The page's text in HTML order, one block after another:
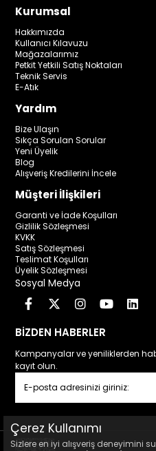
Kurumsal
Hakkımızda
Kullanıcı Kılavuzu
Mağazalarımız
Petkit Yetkili Satış Noktaları
Teknik Servis
E-Atık
Yardım
Bize Ulaşın
Sıkça Sorulan Sorular
Yeni Üyelik
Blog
Alışveriş Kredilerini İncele
Müşteri İlişkileri
Garanti ve İade Koşulları
Gizlilik Sözleşmesi
KVKK
Satış Sözleşmesi
Teslimat Koşulları
Üyelik Sözleşmesi
Sosyal Medya
BİZDEN HABERLER
Kampanyalar ve yeniliklerden
kayıt olun.
Çerez Kullanımı
Sizlere en iyi alışveriş deneyimini